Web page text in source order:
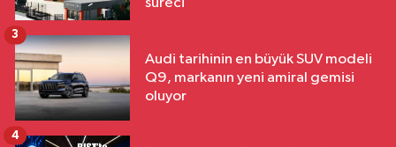
süreci
Audi tarihinin en büyük SUV modeli
Q9, markanın yeni amiral gemisi
oluyor
3
4